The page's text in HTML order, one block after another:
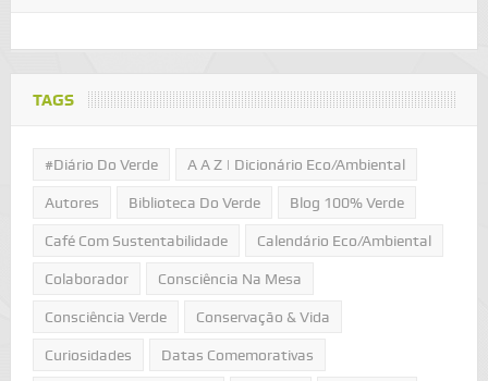
TAGS
#Diário Do Verde A A Z | Dicionário Eco/Ambiental
Autores Biblioteca Do Verde Blog 100% Verde
Café Com Sustentabilidade Calendário Eco/Ambiental
Colaborador Consciência Na Mesa
Consciência Verde Conservação & Vida
Curiosidades Datas Comemorativas